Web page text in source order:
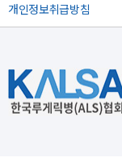
개인정보취급방침